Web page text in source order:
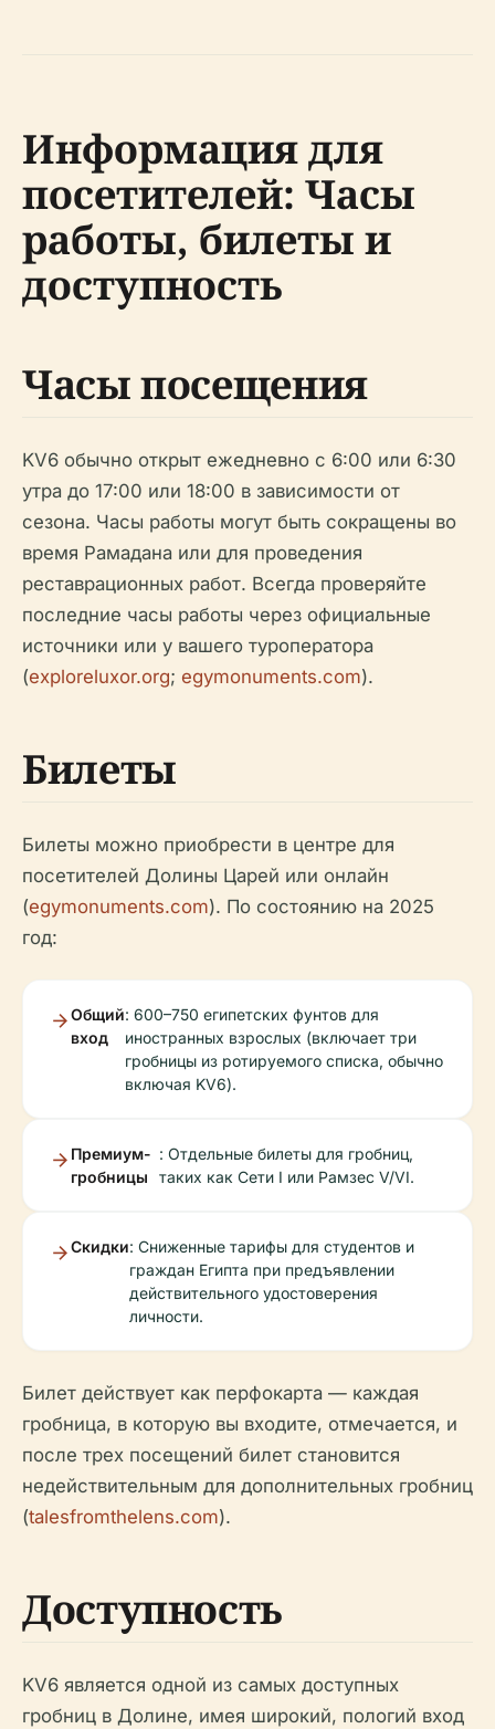
Информация для
посетителей: Часы
работы, билеты и
доступность
Часы посещения
KV6 обычно открыт ежедневно с 6:00 или 6:30
утра до 17:00 или 18:00 в зависимости от
сезона. Часы работы могут быть сокращены во
время Рамадана или для проведения
реставрационных работ. Всегда проверяйте
последние часы работы через официальные
источники или у вашего туроператора
(exploreluxor.org; egymonuments.com).
Билеты
Билеты можно приобрести в центре для
посетителей Долины Царей или онлайн
(egymonuments.com). По состоянию на 2025
год:
Общий
вход
: 600–750 египетских фунтов для
иностранных взрослых (включает три
гробницы из ротируемого списка, обычно
включая KV6).
Премиум-
гробницы
: Отдельные билеты для гробниц,
таких как Сети I или Рамзес V/VI.
Скидки: Сниженные тарифы для студентов и
граждан Египта при предъявлении
действительного удостоверения
личности.
Билет действует как перфокарта — каждая
гробница, в которую вы входите, отмечается, и
после трех посещений билет становится
недействительным для дополнительных гробниц
(talesfromthelens.com).
Доступность
KV6 является одной из самых доступных
гробниц в Долине, имея широкий, пологий вход